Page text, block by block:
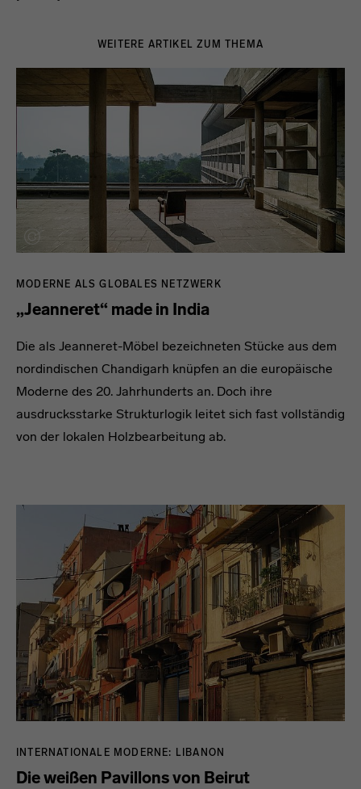
WEITERE ARTIKEL ZUM THEMA
MODERNE ALS GLOBALES NETZWERK
„Jeanneret“ made in India
Die als Jeanneret-Möbel bezeichneten Stücke aus dem
nordindischen Chandigarh knüpfen an die europäische
Moderne des 20. Jahrhunderts an. Doch ihre
ausdrucksstarke Strukturlogik leitet sich fast vollständig
von der lokalen Holzbearbeitung ab.
INTERNATIONALE MODERNE: LIBANON
Die weißen Pavillons von Beirut